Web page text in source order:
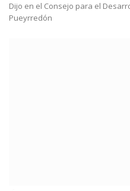
Dijo en el Consejo para el
Pueyrredón